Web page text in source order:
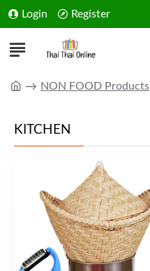
Login Register
NON FOOD Products
KITCHEN